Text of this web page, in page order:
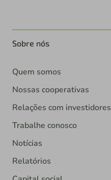
Sobre nós
Quem somos
Nossas cooperativas
Relações com investidores
Trabalhe conosco
Notícias
Relatórios